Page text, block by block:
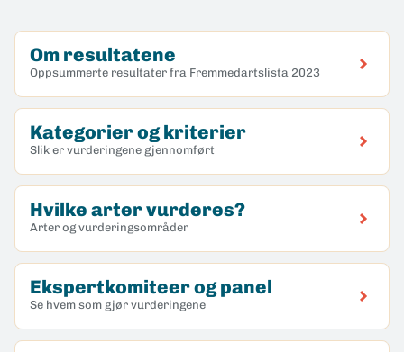
Om resultatene
Oppsummerte resultater fra Fremmedartslista 2023
Kategorier og kriterier
Slik er vurderingene gjennomført
Hvilke arter vurderes?
Arter og vurderingsområder
Ekspertkomiteer og panel
Se hvem som gjør vurderingene